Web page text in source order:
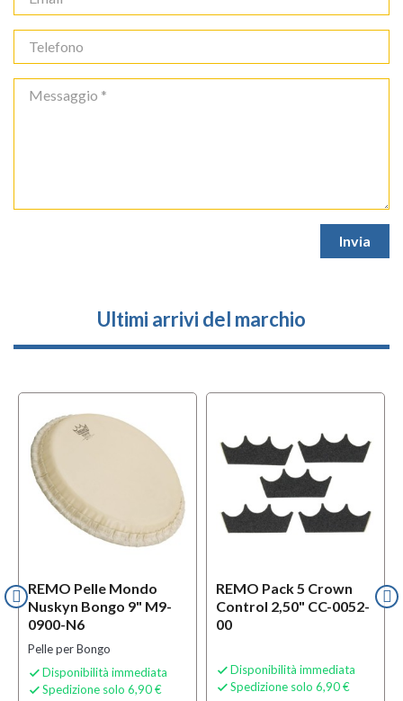
Ultimi arrivi del marchio
REMO Pelle Mondo
Nuskyn Bongo 9" M9-
0900-N6
Pelle per Bongo
 Disponibilità immediata
 Spedizione solo 6,90 €
REMO Pack 5 Crown
Control 2,50" CC-0052-
00
 Disponibilità immediata
 Spedizione solo 6,90 €